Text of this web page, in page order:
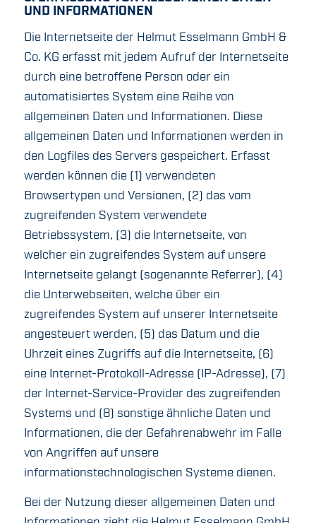
UND INFORMATIONEN
Die Internetseite der Helmut Esselmann GmbH &
Co. KG erfasst mit jedem Aufruf der Internetseite
durch eine betroffene Person oder ein
automatisiertes System eine Reihe von
allgemeinen Daten und Informationen. Diese
allgemeinen Daten und Informationen werden in
den Logfiles des Servers gespeichert. Erfasst
werden können die (1) verwendeten
Browsertypen und Versionen, (2) das vom
zugreifenden System verwendete
Betriebssystem, (3) die Internetseite, von
welcher ein zugreifendes System auf unsere
Internetseite gelangt (sogenannte Referrer), (4)
die Unterwebseiten, welche über ein
zugreifendes System auf unserer Internetseite
angesteuert werden, (5) das Datum und die
Uhrzeit eines Zugriffs auf die Internetseite, (6)
eine Internet-Protokoll-Adresse (IP-Adresse), (7)
der Internet-Service-Provider des zugreifenden
Systems und (8) sonstige ähnliche Daten und
Informationen, die der Gefahrenabwehr im Falle
von Angriffen auf unsere
informationstechnologischen Systeme dienen.
Bei der Nutzung dieser allgemeinen Daten und